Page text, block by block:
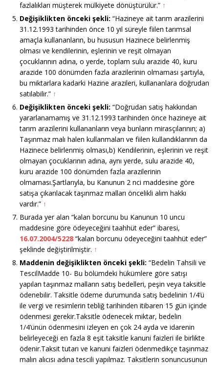
fazlalıkları müşterek mülkiyete dönüştürülür.” ↑
Değişiklikten önceki şekli: “Hazineye ait tarım arazilerini
31.12.1993 tarihinden önce 10 yıl süreyle fiilen tarımsal
amaçla kullananların, bu hususun Hazinece belirlenmiş
olması ve kendilerinin, eşlerinin ve reşit olmayan
çocuklarının adına, o yerde, toplam sulu arazide 40, kuru
arazide 100 dönümden fazla arazilerinin olmaması şartıyla,
bu miktarlara kadarki Hazine arazileri, kullananlara doğrudan
satılabilir.” ↑
Değişiklikten önceki şekli: “Doğrudan satış hakkından
yararlanamamış ve 31.12.1993 tarihinden önce hazineye ait
tarım arazilerini kullananların veya bunların mirasçılarının; a)
Taşınmaz malı halen kullanmaları ve fiilen kullandıklarının da
Hazinece belirlenmiş olması,b) Kendilerinin, eşlerinin ve reşit
olmayan çocuklarının adına, aynı yerde, sulu arazide 40,
kuru arazide 100 dönümden fazla arazilerinin
olmaması.Şartlarıyla, bu Kanunun 2 nci maddesine göre
satışa çıkarılacak taşınmaz malları öncelikli alım hakkı
vardır.” ↑
Burada yer alan “kalan borcunu bu Kanunun 10 uncu
maddesine göre ödeyeceğini taahhüt eder” ibaresi,
16.07.2004/5228 “kalan borcunu ödeyeceğini taahhüt eder”
şeklinde değiştirilmiştir. ↑
Maddenin değişiklikten önceki şekli: “Bedelin Tahsili ve
TescilMadde 10- Bu bölümdeki hükümlere göre satışı
yapılan taşınmaz malların satış bedelleri, peşin veya taksitle
ödenebilir. Taksitle ödeme durumunda satış bedelinin 1/4’ü
ile vergi ve resimlerin tebliğ tarihinden itibaren 15 gün içinde
ödenmesi gerekir.Taksitle ödenecek miktar, bedelin
1/4’ünün ödenmesini izleyen en çok 24 ayda ve idarenin
belirleyeceği en fazla 8 eşit taksitle kanuni faizleri ile birlikte
ödenir.Taksit tutarı ve kanuni faizleri ödenmedikçe taşınmaz
malın alıcısı adına tescili yapılmaz. Taksitlerin sonuncusunun